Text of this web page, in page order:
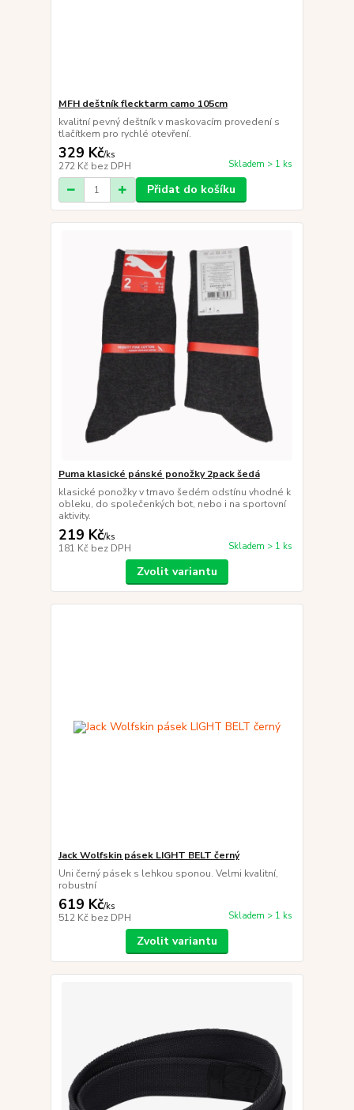
MFH deštník flecktarm camo 105cm
kvalitní pevný deštník v maskovacím provedení s
tlačítkem pro rychlé otevření.
329 Kč/ks
272 Kč bez DPH Skladem > 1 ks
Přidat do košíku
Puma klasické pánské ponožky 2pack šedá
klasické ponožky v tmavo šedém odstínu vhodné k
obleku, do společenkých bot, nebo i na sportovní
aktivity.
219 Kč/ks
181 Kč bez DPH Skladem > 1 ks
Zvolit variantu
Jack Wolfskin pásek LIGHT BELT černý
Uni černý pásek s lehkou sponou. Velmi kvalitní,
robustní
619 Kč/ks
512 Kč bez DPH Skladem > 1 ks
Zvolit variantu